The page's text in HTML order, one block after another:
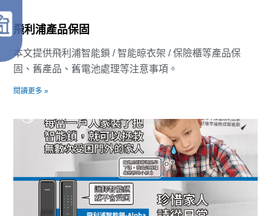
飛利浦產品保固
本文提供飛利浦智能鎖 / 智能晾衣架 / 保險櫃等產品保
固、舊產品、舊電池處理等注意事項。
閱讀更多 »